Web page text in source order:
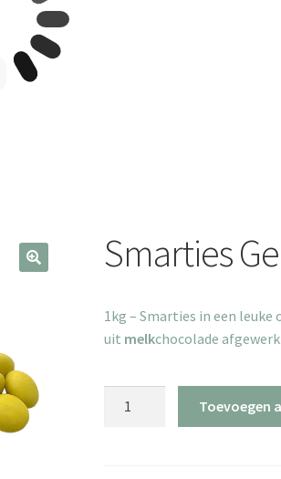
Smarties
1kg – Smarties in een
uit melkchocolade
Toevoegen